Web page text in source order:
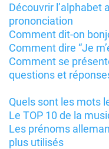
Découvrir l’alphabet
prononciation
Comment dit-on
Comment dire “Je
Comment se
questions et
Quels sont les mots
Le TOP 10 de la
Les prénoms
plus utilisés